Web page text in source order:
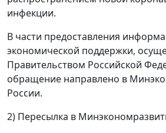
инфекции.
В части предоставления
экономической поддержки,
Правительством Российской
обращение направлено в
России.
2) Пересылка в